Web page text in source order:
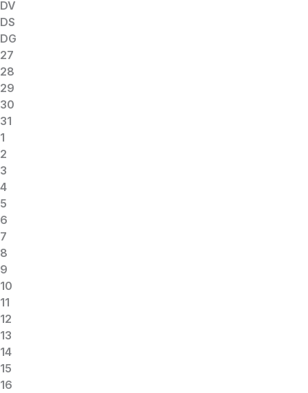
DV
DS
DG
27
28
29
30
31
1
2
3
4
5
6
7
8
9
10
11
12
13
14
15
16